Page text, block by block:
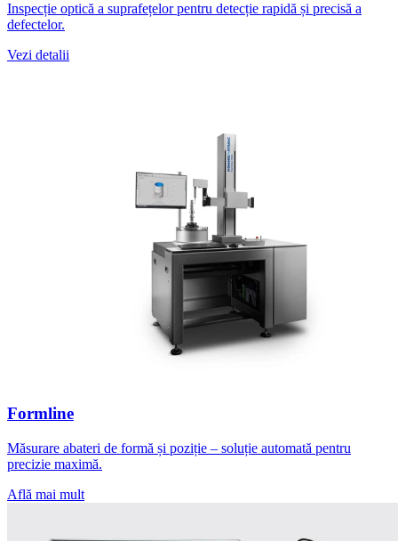
Inspecție optică a suprafețelor pentru detecție rapidă și precisă a
defectelor.
Vezi detalii
Formline
Măsurare abateri de formă și poziție – soluție automată pentru
precizie maximă.
Află mai mult